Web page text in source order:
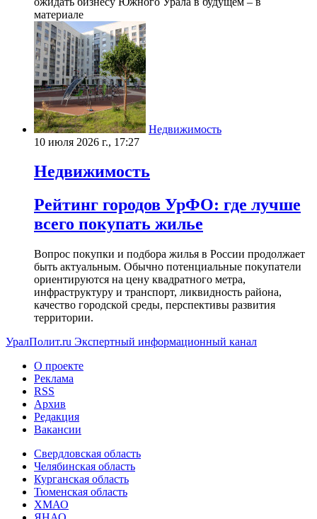
материале
Недвижимость
10 июля 2026 г., 17:27
Недвижимость
Рейтинг городов УрФО: где лучше
всего покупать жилье
Вопрос покупки и подбора жилья в России продолжает
быть актуальным. Обычно потенциальные покупатели
ориентируются на цену квадратного метра,
инфраструктуру и транспорт, ликвидность района,
качество городской среды, перспективы развития
территории.
УралПолит.ru Экспертный информационный канал
О проекте
Реклама
RSS
Архив
Редакция
Вакансии
Свердловская область
Челябинская область
Курганская область
Тюменская область
ХМАО